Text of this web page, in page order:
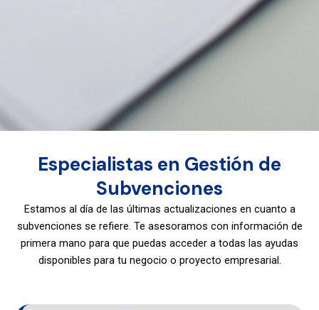
Especialistas en Gestión de
Subvenciones
Estamos al día de las últimas actualizaciones en cuanto a
subvenciones se refiere. Te asesoramos con información de
primera mano para que puedas acceder a todas las ayudas
disponibles para tu negocio o proyecto empresarial.